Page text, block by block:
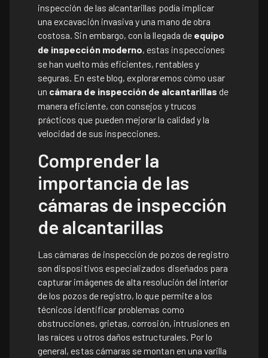
inspección de las alcantarillas podía implicar
una excavación invasiva y una mano de obra
costosa. Sin embargo, con la llegada de equipo
de inspección moderno, estas inspecciones
se han vuelto más eficientes, rentables y
seguras. En este blog, exploraremos cómo usar
un cámara de inspección de alcantarillas de
manera eficiente, con consejos y trucos
prácticos que pueden mejorar la calidad y la
velocidad de sus inspecciones.
Comprender la
importancia de las
cámaras de inspección
de alcantarillas
Las cámaras de inspección de pozos de registro
son dispositivos especializados diseñados para
capturar imágenes de alta resolución del interior
de los pozos de registro, lo que permite a los
técnicos identificar problemas como
obstrucciones, grietas, corrosión, intrusiones en
las raíces u otros daños estructurales. Por lo
general, estas cámaras se montan en una varilla